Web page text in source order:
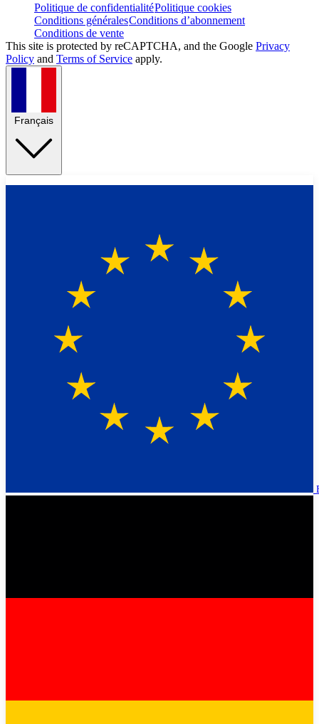
Politique de confidentialitéPolitique cookies
Conditions généralesConditions d’abonnement
Conditions de vente
This site is protected by reCAPTCHA, and the Google Privacy
Policy and Terms of Service apply.
Français